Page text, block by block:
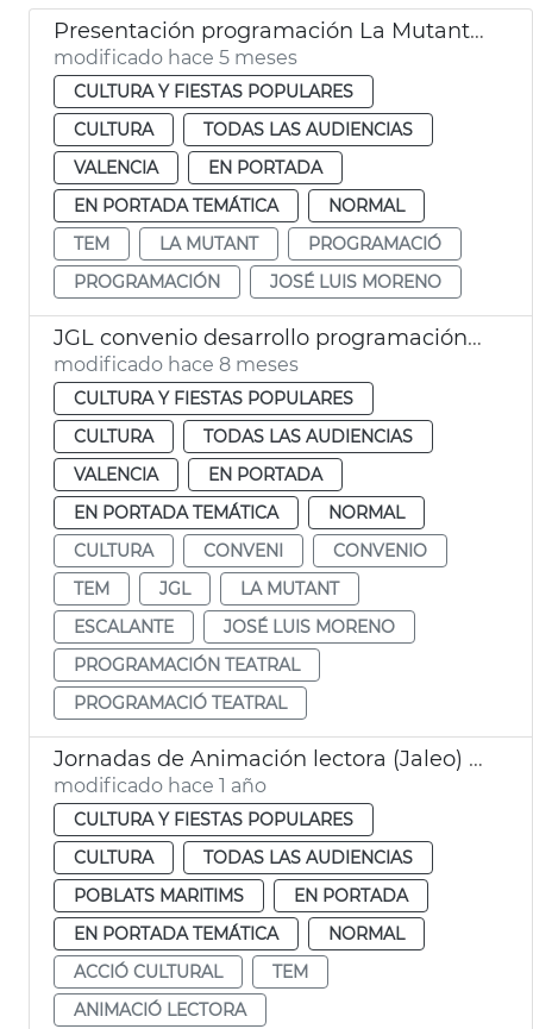
Presentación programación La Mutant y TEM València
modificado hace 5 meses
CULTURA Y FIESTAS POPULARES
CULTURA
TODAS LAS AUDIENCIAS
VALENCIA
EN PORTADA
EN PORTADA TEMÁTICA
NORMAL
TEM
LA MUTANT
PROGRAMACIÓ
PROGRAMACIÓN
JOSÉ LUIS MORENO
JGL convenio desarrollo programación 25-26 Escalante TEM i La Mutant
modificado hace 8 meses
CULTURA Y FIESTAS POPULARES
CULTURA
TODAS LAS AUDIENCIAS
VALENCIA
EN PORTADA
EN PORTADA TEMÁTICA
NORMAL
CULTURA
CONVENI
CONVENIO
TEM
JGL
LA MUTANT
ESCALANTE
JOSÉ LUIS MORENO
PROGRAMACIÓN TEATRAL
PROGRAMACIÓ TEATRAL
Jornadas de Animación lectora (Jaleo) en el TEM
modificado hace 1 año
CULTURA Y FIESTAS POPULARES
CULTURA
TODAS LAS AUDIENCIAS
POBLATS MARITIMS
EN PORTADA
EN PORTADA TEMÁTICA
NORMAL
ACCIÓ CULTURAL
TEM
ANIMACIÓ LECTORA